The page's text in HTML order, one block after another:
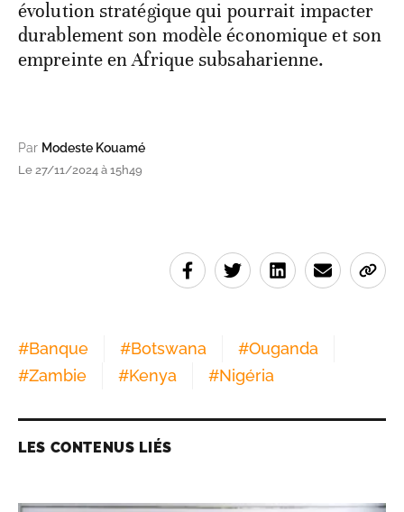
évolution stratégique qui pourrait impacter
durablement son modèle économique et son
empreinte en Afrique subsaharienne.
Par Modeste Kouamé
Le 27/11/2024 à 15h49
#Banque #Botswana #Ouganda
#Zambie #Kenya #Nigéria
LES CONTENUS LIÉS